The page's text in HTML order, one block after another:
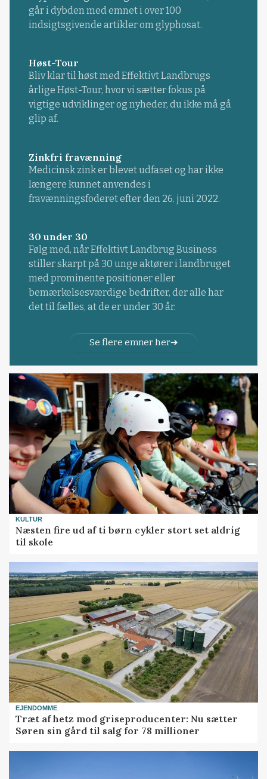
går i dybden med emnet i over 100
indsigtsgivende artikler om glyphosat.
Høst-Tour
Bliv klar til høst med Effektivt Landbrugs
årlige Høst-Tour, hvor vi sætter fokus på
vigtige udviklinger og nyheder, du ikke må gå
glip af.
Zinkfri fravænning
Medicinsk zink er blevet udfaset og har ikke
længere kunnet anvendes i
fravænningsfoderet efter den 26. juni 2022.
30 under 30
Følg med, når Effektivt Landbrug Business
stiller skarpt på 30 unge aktører i landbruget
med prominente positioner eller
bemærkelsesværdige bedrifter, der alle har
det til fælles, at de er under 30 år.
Se flere emner her
KULTUR
Næsten fire ud af ti børn cykler stort set aldrig
til skole
EJENDOMME
Træt af hetz mod griseproducenter: Nu sætter
Søren sin gård til salg for 78 millioner